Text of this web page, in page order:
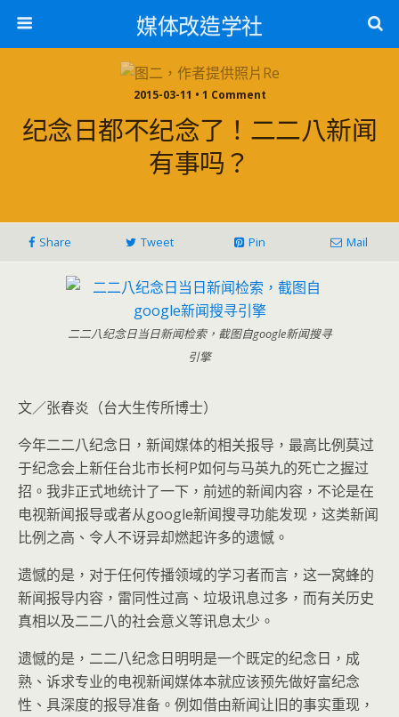
媒体改造学社
2015-03-11 • 1 Comment
纪念日都不纪念了！二二八新闻
有事吗？
Share Tweet Pin Mail
二二八纪念日当日新闻检索，截图自google新闻搜寻
引擎
文／张春炎（台大生传所博士）
今年二二八纪念日，新闻媒体的相关报导，最高比例莫过
于纪念会上新任台北市长柯P如何与马英九的死亡之握过
招。我非正式地统计了一下 ，前述的新闻内容，不论是在
电视新闻报导或者从google新闻搜寻功能发现，这类新闻
比例之高、令人不讶异却燃起许多的遗憾。
遗憾的是，对于任何传播领域的学习者而言，这一窝蜂的
新闻报导内容，雷同性过高、垃圾讯息过多，而有关历史
真相以及二二八的社会意义等讯息太少。
遗憾的是，二二八纪念日明明是一个既定的纪念日，成
熟、诉求专业的电视新闻媒体本就应该预先做好富纪念
性、具深度的报导准备。例如借由新闻让旧的事实重现，